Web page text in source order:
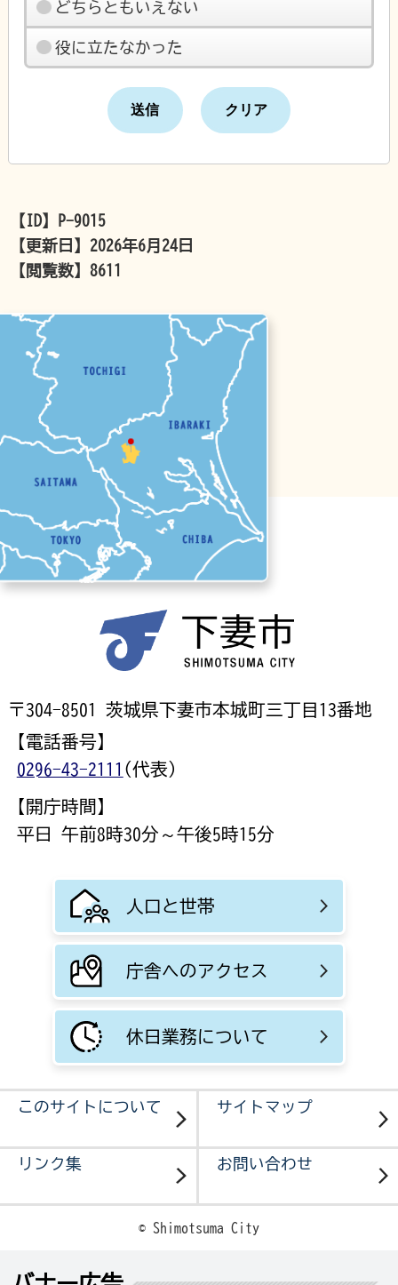
どちらともいえない
役に立たなかった
【ID】
P-9015
【更新日】 2026年6月24日
【閲覧数】 8611
〒304-8501 茨城県下妻市本城町三丁目13番地
【電話番号】
0296-43-2111 (代表)
【開庁時間】
平日 午前8時30分～午後5時15分
人口と世帯
庁舎へのアクセス
休日業務について
このサイトについて サイトマップ
リンク集 お問い合わせ
© Shimotsuma City